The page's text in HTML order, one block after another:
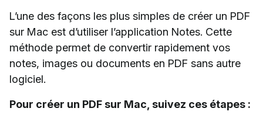
L’une des façons les plus simples de créer un PDF
sur Mac est d’utiliser l’application Notes. Cette
méthode permet de convertir rapidement vos
notes, images ou documents en PDF sans autre
logiciel.
Pour créer un PDF sur Mac, suivez ces étapes :